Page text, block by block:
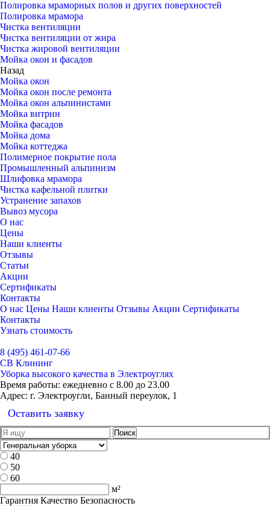
Полировка мраморных полов и других поверхностей
Полировка мрамора
Чистка вентиляции
Чистка вентиляции от жира
Чистка жировой вентиляции
Мойка окон и фасадов
Назад
Мойка окон
Мойка окон после ремонта
Мойка окон альпинистами
Мойка витрин
Мойка фасадов
Мойка дома
Мойка коттеджа
Полимерное покрытие пола
Промышленный альпинизм
Шлифовка мрамора
Чистка кафельной плитки
Устранение запахов
Вывоз мусора
О нас
Цены
Наши клиенты
Отзывы
Статьи
Акции
Сертификаты
Контакты
О нас Цены Наши клиенты Отзывы Акции Сертификаты
Контакты
Узнать стоимость
8 (495) 461-07-66
СВ Клининг
Уборка высокого качества в Электроуглях
Время работы: ежедневно с 8.00 до 23.00
Адрес: г. Электроугли, Банный переулок, 1
Оставить заявку
40
50
60
м²
Гарантия Качество Безопасность